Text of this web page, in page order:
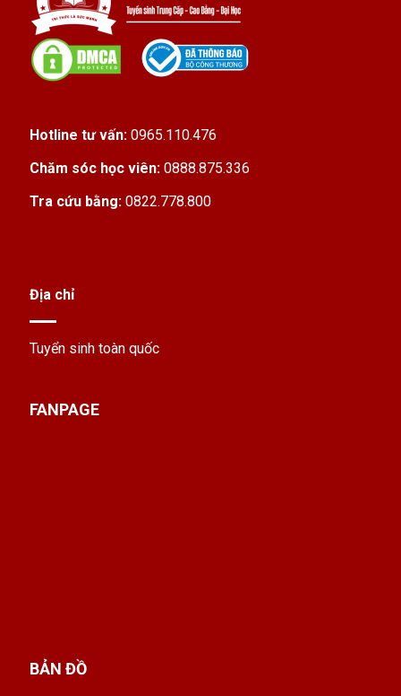
Hotline tư vấn: 0965.110.476
Chăm sóc học viên: 0888.875.336
Tra cứu bằng: 0822.778.800
Địa chỉ
Tuyển sinh toàn quốc
FANPAGE
BẢN ĐỒ